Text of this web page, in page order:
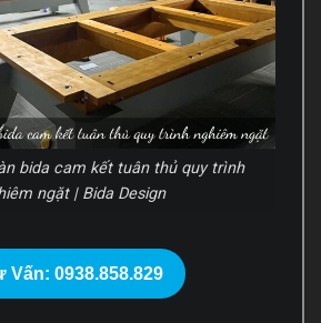
bida cam kết tuân thủ quy trình
ngặt | Bida Design
Vấn: 0938.858.829